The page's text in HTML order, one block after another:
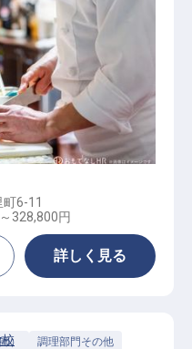
6-11
328,800円
詳しく見る
） 調理部門その他